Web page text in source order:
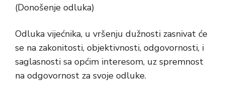
(Donošenje odluka)
Odluka vijećnika, u vršenju dužnosti zasnivat će
se na zakonitosti, objektivnosti, odgovornosti, i
saglasnosti sa općim interesom, uz spremnost
na odgovornost za svoje odluke.